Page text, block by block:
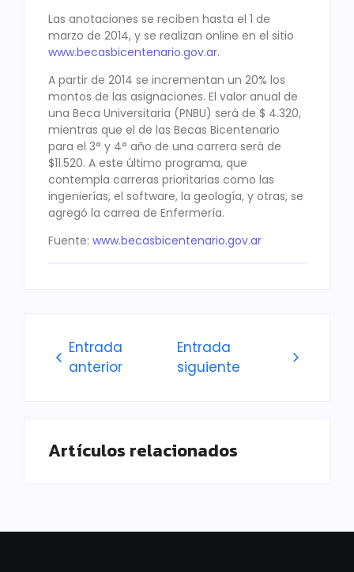
Las anotaciones se reciben hasta el 1 de
marzo de 2014, y se realizan online en el sitio
www.becasbicentenario.gov.ar.
A partir de 2014 se incrementan un 20% los
montos de las asignaciones. El valor anual de
una Beca Universitaria (PNBU) será de $ 4.320,
mientras que el de las Becas Bicentenario
para el 3° y 4° año de una carrera será de
$11.520. A este último programa, que
contempla carreras prioritarias como las
ingenierías, el software, la geología, y otras, se
agregó la carrea de Enfermería.
Fuente: www.becasbicentenario.gov.ar
Entrada
anterior
Entrada
siguiente
Artículos relacionados